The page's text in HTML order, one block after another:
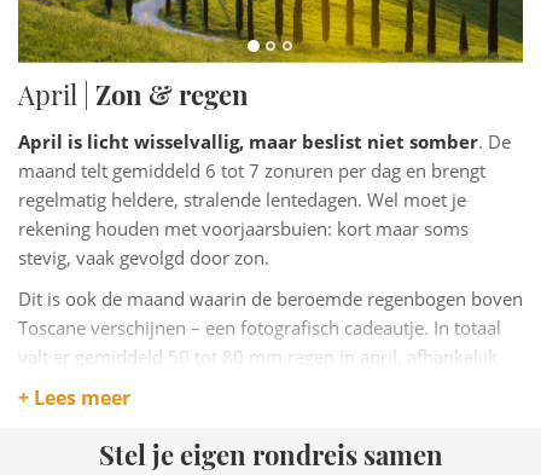
April | Zon & regen
April is licht wisselvallig, maar beslist niet somber. De
maand telt gemiddeld 6 tot 7 zonuren per dag en brengt
regelmatig heldere, stralende lentedagen. Wel moet je
rekening houden met voorjaarsbuien: kort maar soms
stevig, vaak gevolgd door zon.
Dit is ook de maand waarin de beroemde regenbogen boven
Toscane verschijnen – een fotografisch cadeautje. In totaal
valt er gemiddeld 50 tot 80 mm regen in april, afhankelijk
van de regio.
Garfagnana), terwijl het zuiden rond Grosseto
+ Lees meer
Stel je eigen rondreis samen